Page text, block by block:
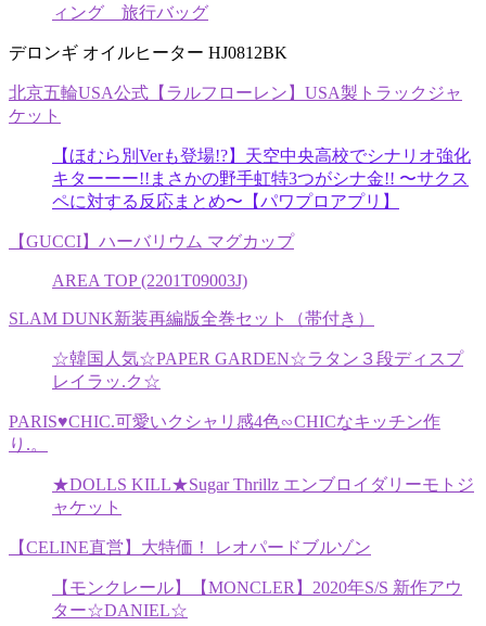
ィング 旅行バッグ
デロンギ オイルヒーター HJ0812BK
北京五輪USA公式【ラルフローレン】USA製トラックジャ
ケット
【ほむら別Verも登場!?】天空中央高校でシナリオ強化
キターーー!!まさかの野手虹特3つがシナ金!! 〜サクス
ペに対する反応まとめ〜【パワプロアプリ】
【GUCCI】ハーバリウム マグカップ
AREA TOP (2201T09003J)
SLAM DUNK新装再編版全巻セット（帯付き）
☆韓国人気☆PAPER GARDEN☆ラタン３段ディスプ
レイラッ.ク☆
PARIS♥CHIC.可愛いクシャリ感4色∽CHICなキッチン作
り.。
★DOLLS KILL★Sugar Thrillz エンブロイダリーモトジ
ャケット
【CELINE直営】大特価！ レオパードブルゾン
【モンクレール】【MONCLER】2020年S/S 新作アウ
ター☆DANIEL☆